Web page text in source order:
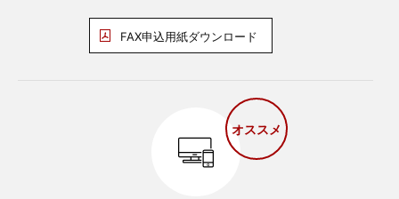
FAX申込用紙ダウンロード
オススメ